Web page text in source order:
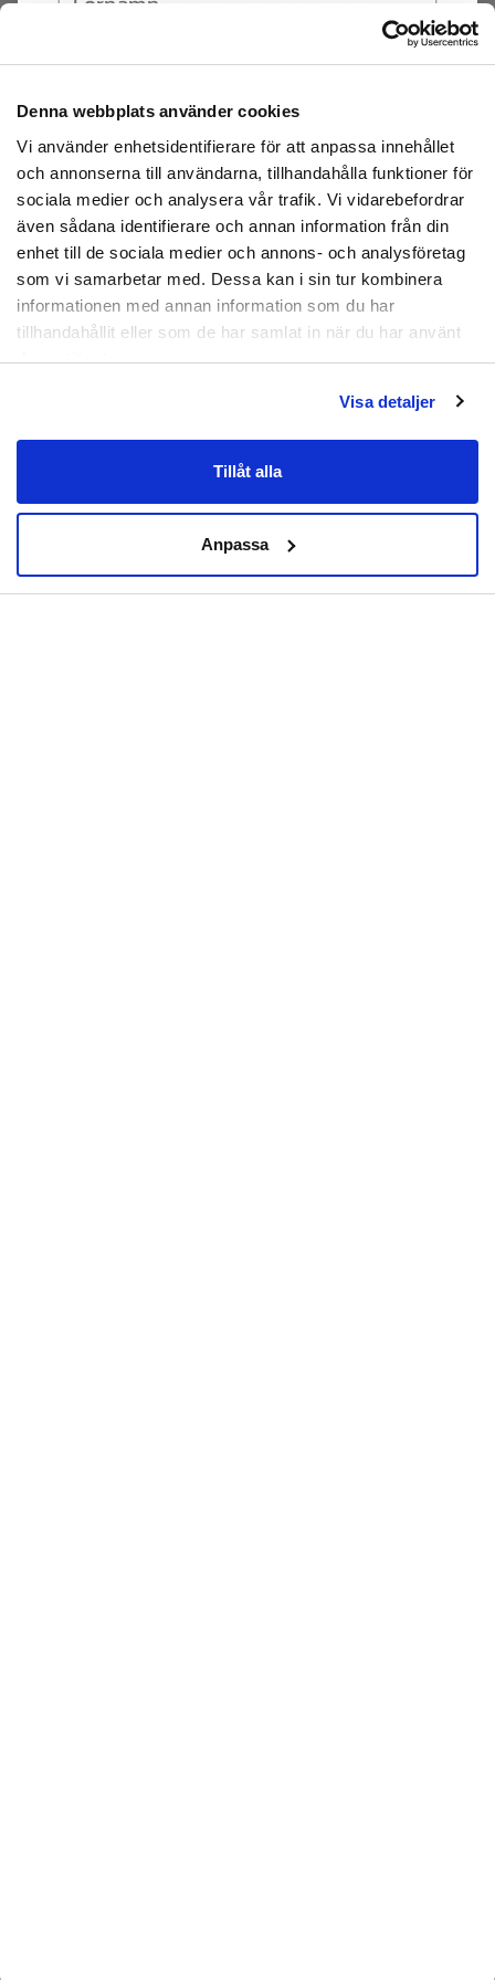
Denna webbplats använder cookies
Vi använder enhetsidentifierare för att anpassa innehållet
och annonserna till användarna, tillhandahålla funktioner för
sociala medier och analysera vår trafik. Vi vidarebefordrar
även sådana identifierare och annan information från din
enhet till de sociala medier och annons- och analysföretag
som vi samarbetar med. Dessa kan i sin tur kombinera
informationen med annan information som du har
tillhandahållit eller som de har samlat in när du har använt
deras tjänster.
Visa detaljer
Tillåt alla
Anpassa
ONE-SIZE, passar de flesta med storlekar 36-
Tvättas i max. 30 grader.
Storleksguide:
ONE-SIZE, passar de flesta med storlekar 36-39
Tjocklek: ca: 0,7cm (vid extrakuddarna vid framfoten
och hälen) och ca: 0,2cm.
Material:Nylon, skumgummi.
Artikelnummer:YXW-0068
Prenumerera
Genom att registrera dig godkänner du
att ta emot e-postmarknadsföring från oss.
Nej tack